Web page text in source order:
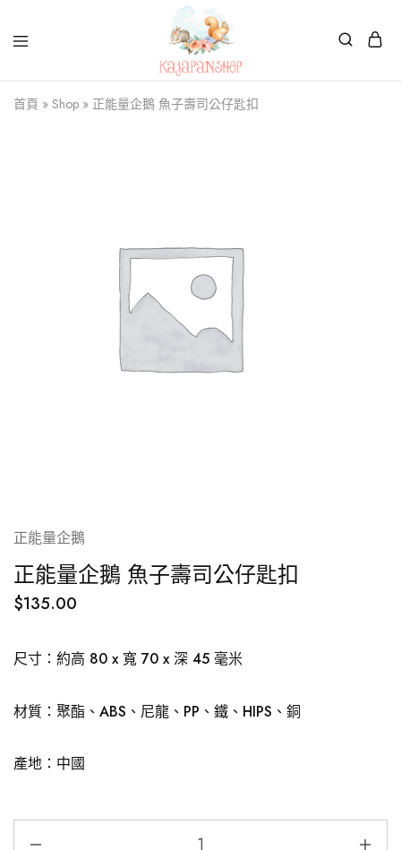
Kajapanshop
日
韓
首頁 » Shop » 正能量企鵝 魚子壽司公仔匙扣
正能量企鵝
正能量企鵝 魚子壽司公仔匙扣
$135.00
尺寸：約高 80 x 寬 70 x 深 45 毫米
材質：聚酯、ABS、尼龍、PP、鐵、HIPS、銅
產地：中國